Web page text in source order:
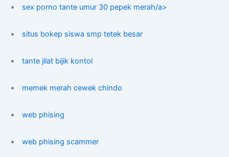
sex porno tante umur 30 pepek merah/a>
situs bokep siswa smp tetek besar
tante jilat bijik kontol
memek merah cewek chindo
web phising
web phising scammer